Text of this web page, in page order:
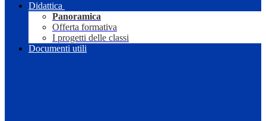
Didattica
Panoramica
Offerta formativa
I progetti delle classi
Documenti utili